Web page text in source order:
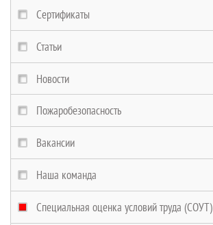
Сертификаты
Статьи
Новости
Пожаробезопасность
Вакансии
Наша команда
Специальная оценка условий труда (СОУТ)